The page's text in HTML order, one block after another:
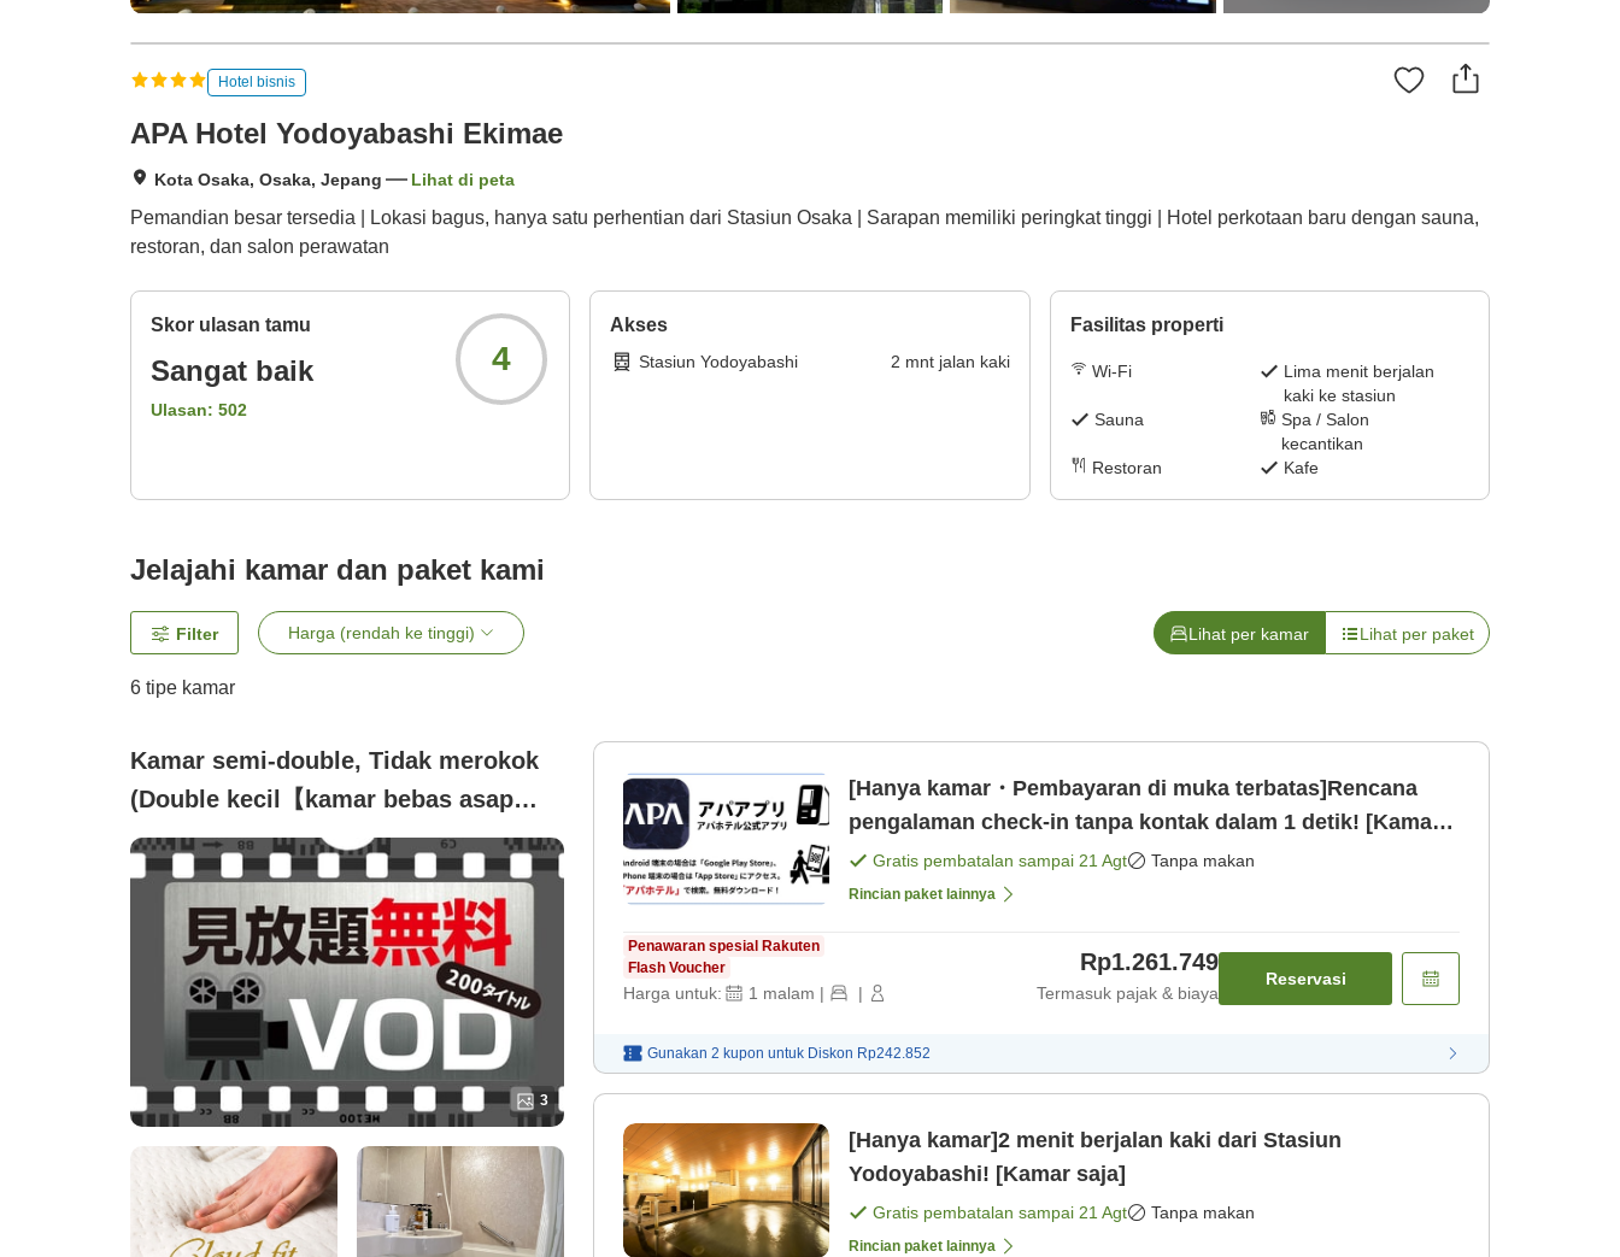
Hotel bisnis
APA Hotel Yodoyabashi Ekimae
Kota Osaka, Osaka, Jepang Lihat di peta
Pemandian besar tersedia | Lokasi bagus, hanya satu perhentian dari Stasiun Osaka | Sarapan memiliki peringkat tinggi | Hotel perkotaan baru dengan sauna,
restoran, dan salon perawatan
Skor ulasan tamu
Sangat baik
Ulasan: 502
4
Akses
Stasiun Yodoyabashi 2 mnt jalan kaki
Fasilitas properti
Wi-Fi
Lima menit berjalan
kaki ke stasiun
Sauna
Spa / Salon
kecantikan
Restoran
Kafe
Jelajahi kamar dan paket kami
Filter Harga (rendah ke tinggi) Lihat per kamar Lihat per paket
6 tipe kamar
Kamar semi-double, Tidak merokok
(Double kecil【kamar bebas asap
rokok】)
3
[Hanya kamar・Pembayaran di muka terbatas]Rencana
pengalaman check-in tanpa kontak dalam 1 detik! [Kamar
saja]Gratis pembatalan sampai 21 Agt Tanpa makan
Rincian paket lainnya
Penawaran spesial Rakuten
Flash Voucher
Harga untuk: 1 malam | |
Rp1.261.749
Termasuk pajak & biaya
Reservasi
Gunakan 2 kupon untuk Diskon Rp242.852
[Hanya kamar]2 menit berjalan kaki dari Stasiun
Yodoyabashi! [Kamar saja]
Gratis pembatalan sampai 21 Agt Tanpa makan
Rincian paket lainnya